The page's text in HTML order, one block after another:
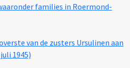
families in Roermond-
van de zusters Ursulinen aan
1945)